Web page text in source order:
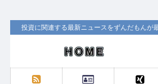
投資に関連する最新ニュースをずんだもんが